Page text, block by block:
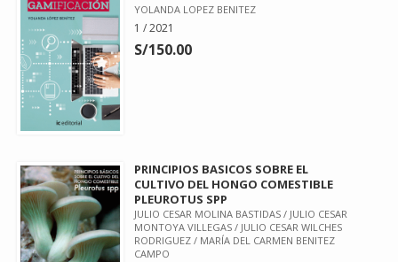
YOLANDA LOPEZ BENITEZ
1 / 2021
S/150.00
PRINCIPIOS BASICOS SOBRE EL
CULTIVO DEL HONGO COMESTIBLE
PLEUROTUS SPP
JULIO CESAR MOLINA BASTIDAS / JULIO CESAR
MONTOYA VILLEGAS / JULIO CESAR WILCHES
RODRIGUEZ / MARÍA DEL CARMEN BENITEZ
CAMPO